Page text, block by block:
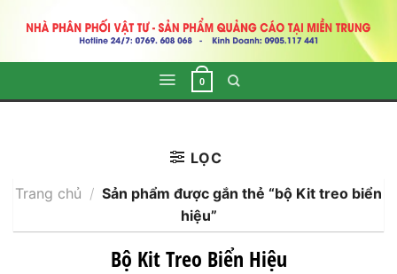
0
Bộ Kit Treo Biển Hiệu
Trang chủ / Sản phẩm được gắn thẻ “bộ Kit treo biển
hiệu”
LỌC